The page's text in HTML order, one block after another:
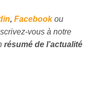
, Facebookou
vous à notre
résumé de l’actualité